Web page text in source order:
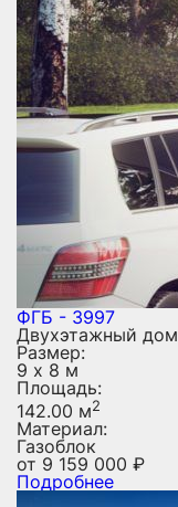
ФГБ - 3997
Двухэтажный дом
Размер:
9 х 8 м
Площадь:
142.00 м2
Материал:
Газоблок
от 9 159 000 ₽
Подробнее